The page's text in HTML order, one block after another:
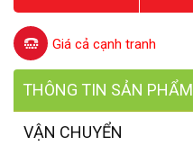
Giá cả cạnh tranh
THÔNG TIN SẢN PHẨM
VẬN CHUYỂN